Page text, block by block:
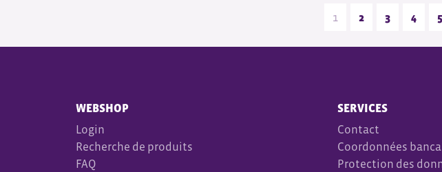
1 2 3 4 5
WEBSHOP
Login
Recherche de produits
FAQ
SERVICES
Contact
Coordonnées
Protection des